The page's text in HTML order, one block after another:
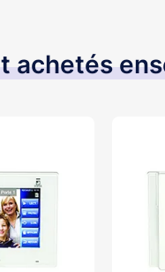
achetés